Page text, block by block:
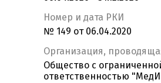
Номер и дата РКИ
№ 149 от 06.04.2020
Организация,
Общество с
ответственностью